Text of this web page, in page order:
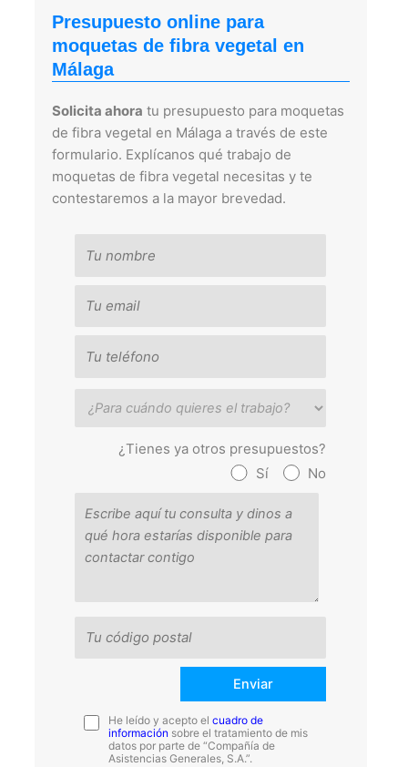
Presupuesto online para
moquetas de fibra vegetal en
Málaga
Solicita ahora tu presupuesto para moquetas
de fibra vegetal en Málaga a través de este
formulario. Explícanos qué trabajo de
moquetas de fibra vegetal necesitas y te
contestaremos a la mayor brevedad.
¿Tienes ya otros presupuestos?
Sí
No
He leído y acepto elcuadro de
información sobre el tratamiento de mis
datos por parte de “Compañía de
Asistencias Generales, S.A.”.